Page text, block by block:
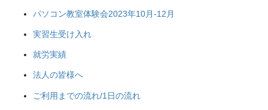
パソコン教室体験会2023年10月-12月
実習生受け入れ
就労実績
法人の皆様へ
ご利用までの流れ/1日の流れ